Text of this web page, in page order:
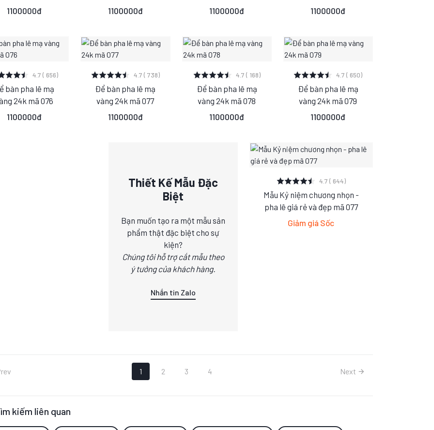
1100000đ
1100000đ
1100000đ
1100000đ
XEM CHI TIẾT
S
M
4.7 ( 656)
bàn pha lê mạ
24k mã 076
1100000đ
XEM CHI TIẾT
S
M
4.7 ( 738)
Để bàn pha lê mạ
vàng 24k mã 077
1100000đ
XEM CHI TIẾT
S
M
4.7 ( 168)
Để bàn pha lê mạ
vàng 24k mã 078
1100000đ
XEM CHI TIẾT
S
M
4.7 ( 650)
Để bàn pha lê mạ
vàng 24k mã 079
1100000đ
Thiết Kế Mẫu Đặc
Biệt
Bạn muốn tạo ra một mẫu sản
phẩm thật đặc biệt cho sự
kiện?
Chúng tôi hỗ trợ cắt mẫu theo
ý tưởng của khách hàng.
Nhắn tin Zalo
XEM CHI TIẾT
S M L
4.7 ( 644)
Mẫu Kỷ niệm chương nhọn -
pha lê giá rẻ và đẹp mã 077
Giảm giá Sốc
1 2 3 4 Next
kiếm liên quan